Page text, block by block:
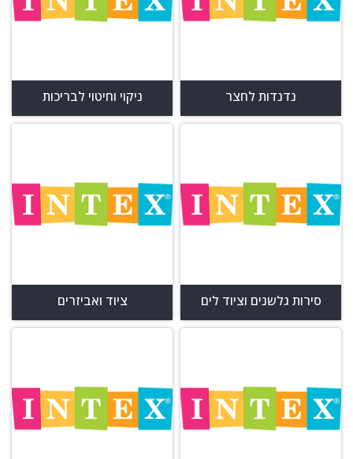
נדנדות לחצר ניקוי וחיטוי לבריכות
סירות גלשנים וציוד לים ציוד ואביזרים